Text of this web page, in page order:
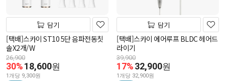
담기
[택배]스카이 ST10 5단 음파전동칫
솔X2개/W
26,900
30%18,600원
1개당 9,300원
담기
[택배]스카이 에어루프 BLDC 헤어드
라이기
39,900
17%32,900원
1개당 32,900원